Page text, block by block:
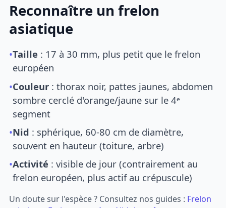
Reconnaître un frelon
asiatique
•Taille : 17 à 30 mm, plus petit que le frelon
européen
•Couleur : thorax noir, pattes jaunes, abdomen
sombre cerclé d'orange/jaune sur le 4ᵉ
segment
•Nid : sphérique, 60-80 cm de diamètre,
souvent en hauteur (toiture, arbre)
•Activité : visible de jour (contrairement au
frelon européen, plus actif au crépuscule)
Un doute sur l'espèce ? Consultez nos guides : Frelon